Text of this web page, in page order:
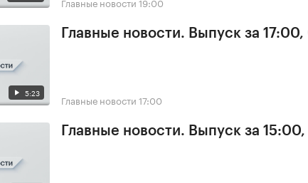
5:23
Главные новости. Выпуск за
Главные новости 17:00
Главные новости. Выпуск за